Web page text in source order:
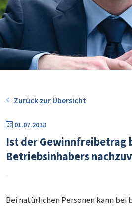
Zurück zur Übersicht
01.07.2018
Ist der Gewinnfreibetrag
Betriebsinhabers
Bei natürlichen Personen kann bei